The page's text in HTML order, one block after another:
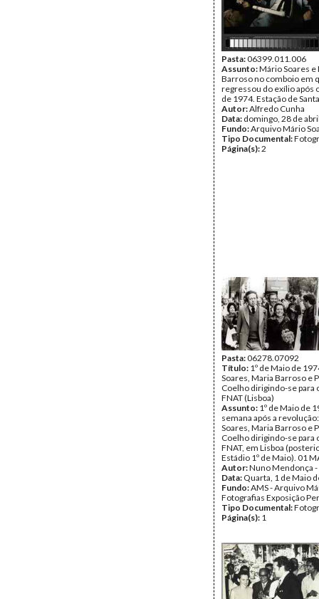
Pasta:06399.011.006
Assunto:Mário Soares e
Barroso no comboio em
regressou do exílio após
de 1974. Estação de
Autor:Alfredo Cunha
Data: domingo, 28 de
Fundo:Arquivo Mário
Tipo Documental:
Página(s):2
Pasta:06278.07092
Título: 1º de Maio de
Soares, Maria Barroso e
Coelho dirigindo-se para
FNAT (Lisboa)
Assunto: 1º de Maio de
semana após a
Soares, Maria Barroso e
Coelho dirigindo-se para
FNAT, em Lisboa
Estádio 1º de Maio). 01
Autor:Nuno Mendonça -
Data: Quarta, 1 de Maio
Fundo:AMS - Arquivo
Fotografias Exposição
Tipo Documental:
Página(s): 1